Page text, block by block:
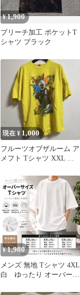
¥1,900
ブリーチ加工 ポケットT
シャツ ブラック
現在 ¥ 1,000
フルーツオブザルーム ア
メフト Tシャツ XXL メ
¥1,980
メンズ 無地 Tシャツ 4XL
白 ゆったり オーバーサ